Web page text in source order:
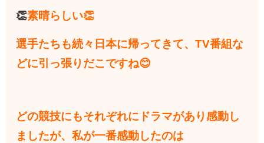
👏素晴らしい👏
選手たちも続々日本に帰ってきて、TV番組な
どに引っ張りだこですね😊
どの競技にもそれぞれにドラマがあり感動し
ましたが、私が一番感動したのは